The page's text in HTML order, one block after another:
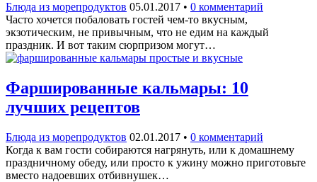
Блюда из морепродуктов 05.01.2017 • 0 комментарий
Часто хочется побаловать гостей чем-то вкусным,
экзотическим, не привычным, что не едим на каждый
праздник. И вот таким сюрпризом могут…
Фаршированные кальмары: 10
лучших рецептов
Блюда из морепродуктов 02.01.2017 • 0 комментарий
Когда к вам гости собираются нагрянуть, или к домашнему
праздничному обеду, или просто к ужину можно приготовьте
вместо надоевших отбивнушек…